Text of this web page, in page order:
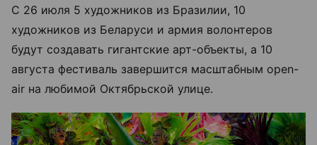
С 26 июля 5 художников из Бразилии, 10
художников из Беларуси и армия волонтеров
будут создавать гигантские арт-объекты, а 10
августа фестиваль завершится масштабным open-
air на любимой Октябрьской улице.